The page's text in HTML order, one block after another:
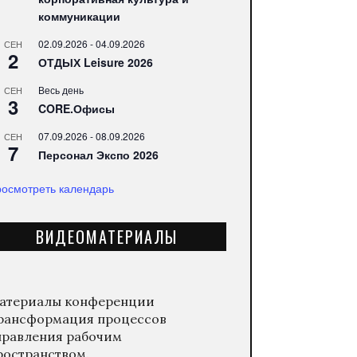
коммуникации
СЕН
2
02.09.2026 -04.09.2026
ОТДЫХ Leisure 2026
СЕН
3
Весь день
CORE.Офисы
СЕН
7
07.09.2026 -08.09.2026
Персонал Экспо 2026
календарь
ВИДЕОМАТЕРИАЛЫ
конференции
процессов
рабочим